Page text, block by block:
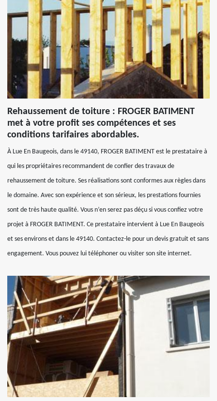
Rehaussement de toiture : FROGER BATIMENT
met à votre profit ses compétences et ses
conditions tarifaires abordables.
À Lue En Baugeois, dans le 49140, FROGER BATIMENT est le prestataire à
qui les propriétaires recommandent de confier des travaux de
rehaussement de toiture. Ses réalisations sont conformes aux règles dans
le domaine. Avec son expérience et son sérieux, les prestations fournies
sont de très haute qualité. Vous n’en serez pas déçu si vous confiez votre
projet à FROGER BATIMENT. Ce prestataire intervient à Lue En Baugeois
et ses environs et dans le 49140. Contactez-le pour un devis gratuit et sans
engagement. Vous pouvez lui téléphoner ou visiter son site internet.